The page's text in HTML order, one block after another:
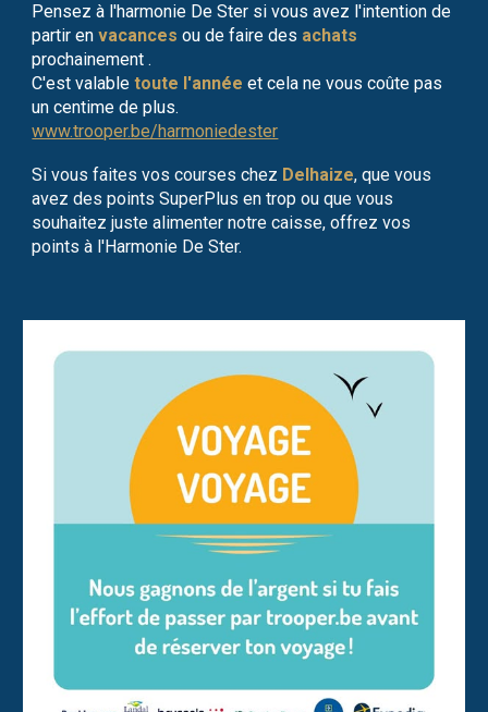
Pensez à l'harmonie De Ster si vous avez l'intention de
partir envacancesou de faire des achats
prochainement .
C'est valabletoute l'année et cela ne vous coûte pas
un centime de plus.
www.trooper.be/harmoniedester
Si vous faites vos courses chez Delhaize, que vous
avez des points SuperPlus en trop ou que vous
souhaitez juste alimenter notre caisse, offrez vos
points à l'Harmonie De Ster.